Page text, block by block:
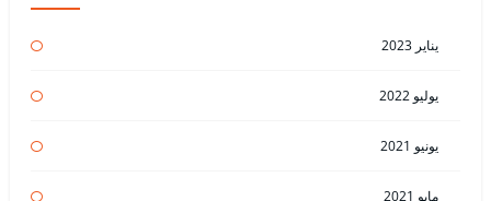
يناير 2023
يوليو 2022
يونيو 2021
مايو 2021